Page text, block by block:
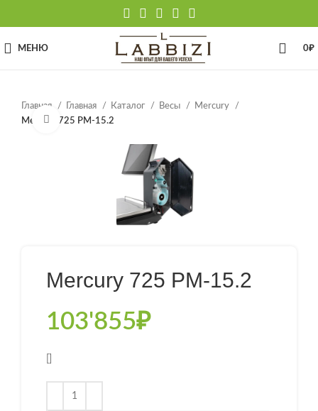
МЕНЮ 0₽
Главная Главная Каталог Весы
Mercury
Mercury 725 PM-15.2
Нажмите, чтобы увеличить
Mercury 725 PM-15.2
103'855₽